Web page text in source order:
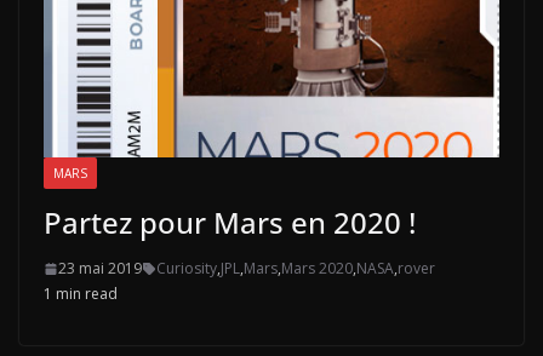
MARS
Partez pour Mars en 2020 !
23 mai 2019 Curiosity,JPL,Mars,Mars 2020,NASA,rover
1 min read